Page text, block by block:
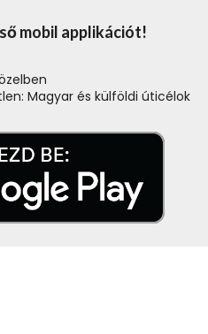
mobil applikációt!
Magyar és külföldi úticélok